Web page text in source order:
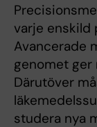
varje enskild
Avancerade
genomet ger
Därutöver
studera nya